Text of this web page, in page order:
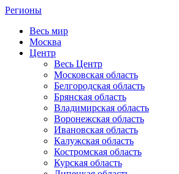
Регионы
Весь мир
Москва
Центр
Весь Центр
Московская область
Белгородская область
Брянская область
Владимирская область
Воронежская область
Ивановская область
Калужская область
Костромская область
Курская область